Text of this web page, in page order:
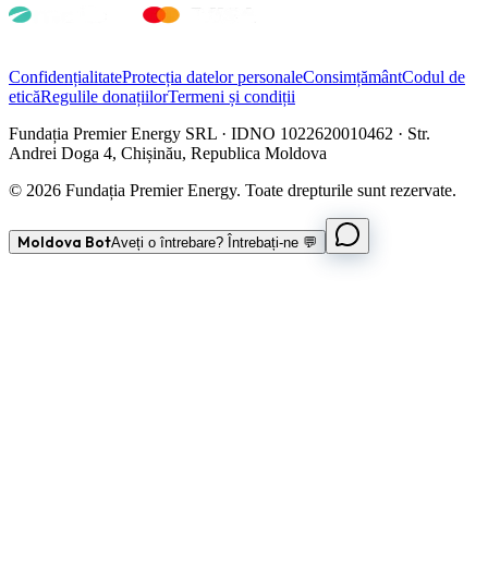
ConfidențialitateProtecția datelor personaleConsimțământCodul de
eticăRegulile donațiilorTermeni și condiții
Fundația Premier Energy SRL · IDNO 1022620010462 · Str.
Andrei Doga 4, Chișinău, Republica Moldova
© 2026 Fundația Premier Energy. Toate drepturile sunt rezervate.
Moldova BotAveți o întrebare? Întrebați-ne 💬